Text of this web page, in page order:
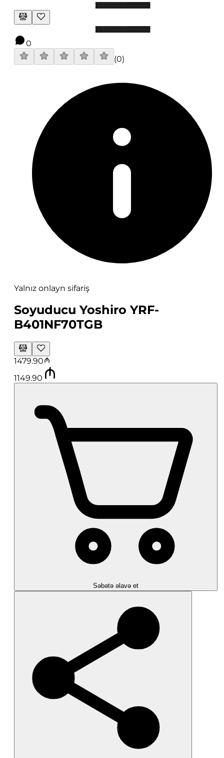
0
(0)
Yalnız onlayn sifariş
Soyuducu Yoshiro YRF-
B401NF70TGB
1479.90
1149.90
Səbətə əlavə et